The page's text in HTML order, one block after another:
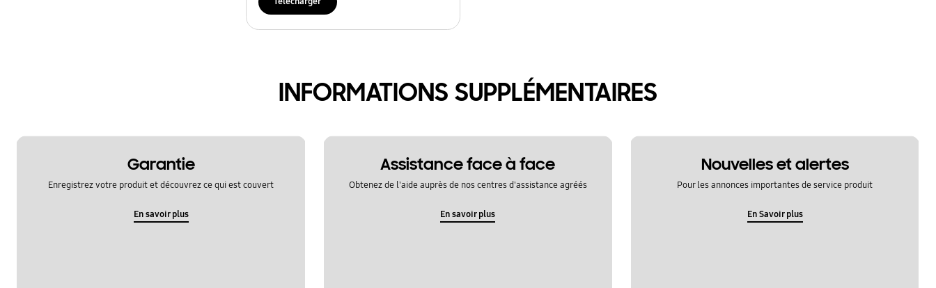
INFORMATIONS SUPPLÉMENTAIRES
Garantie
Enregistrez votre produit et découvrez ce qui est couvert
En savoir plus
Assistance face à face
Obtenez de l'aide auprès de nos centres d'assistance agréés
En savoir plus
Nouvelles et alertes
Pour les annonces importantes de service produit
En Savoir plus